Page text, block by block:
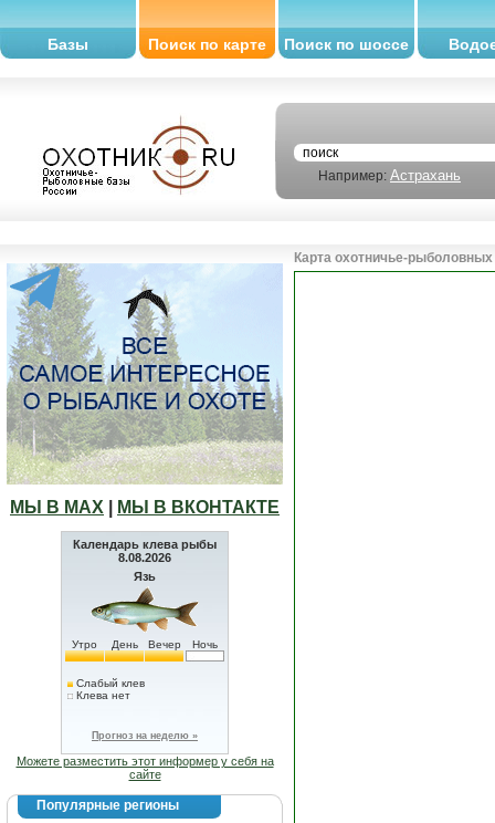
Базы Поиск по карте Поиск по шоссе
Например: Астрахань
МЫ В МАХ МЫ В ВКОНТАКТЕ
Календарь клева рыбы
8.08.2026
Язь
Утро День Вечер Ночь
Слабый клев
Клева нет
Прогноз на неделю »
Можете разместить этот информер у себя на
сайте
Популярные регионы
Карта охотничье-